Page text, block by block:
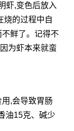
虾,变色后放入
烧的过程中自
鲜了。记得不
为虾本来就蛮
,会导致胃肠
油15克、碱少